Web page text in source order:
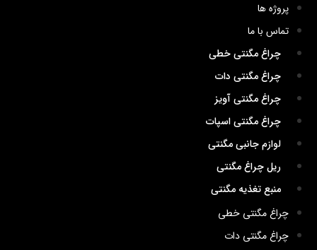
پروژه ها
تماس با ما
چراغ مگنتی خطی
چراغ مگنتی دات
چراغ مگنتی آویز
چراغ مگنتی اسپات
لوازم جانبی مگنتی
ریل چراغ مگنتی
منبع تغذیه مگنتی
چراغ مگنتی خطی
چراغ مگنتی دات